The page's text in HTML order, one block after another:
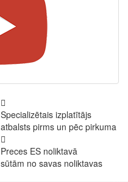
Specializētais izplatītājs
atbalsts pirms un pēc pirkuma
Preces ES noliktavā
sūtām no savas noliktavas